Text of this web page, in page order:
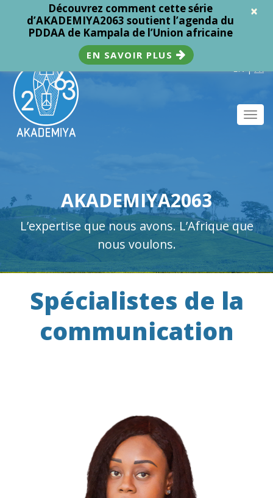
×
Découvrez comment cette série
d’AKADEMIYA2063 soutient l’agenda du
PDDAA de Kampala de l’Union africaine
EN SAVOIR PLUS
EN | FR
AKADEMIYA2063
L’expertise que nous avons. L’Afrique que
nous voulons.
Spécialistes de la
communication